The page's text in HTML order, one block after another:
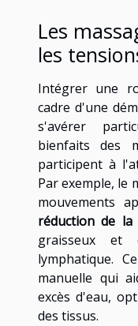
Les
les
Intégrer une
cadre d'une
s'avérer
bienfaits des
participent à
Par exemple, le
mouvements
réduction de la
graisseux et
lymphatique.
manuelle qui
excès d'eau,
des tissus.